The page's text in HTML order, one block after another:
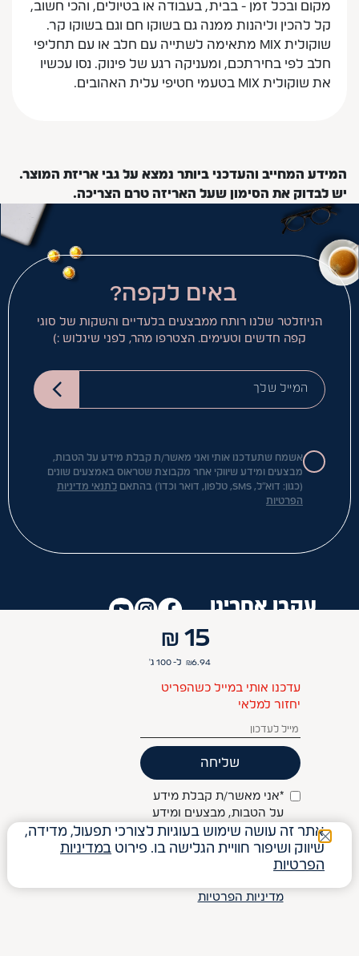
15
₪
6.94
₪ ל- 100 ג'
עדכנו אותי במייל כשהפריט
יחזור למלאי
מייל לעדכון
שליחה
*אני מאשר/ת קבלת מידע
על הטבות, מבצעים ומידע
שיווקי אחר מקבוצת
שטראוס באמצעים שונים (
מדיניות הפרטיות
מקום ובכל זמן - בבית, בעבודה או בטיולים, והכי חשוב,
קל להכין וליהנות ממנה גם בשוקו חם וגם בשוקו קר.
שוקולית MIX מתאימה לשתייה עם חלב או עם תחליפי
חלב לפי בחירתכם, ומעניקה רגע של פינוק. נסו עכשיו
את שוקולית MIX בטעמי חטיפי עלית האהובים.
המידע המחייב והעדכני ביותר נמצא על גבי אריזת המוצר.
יש לבדוק את הסימון שעל האריזה טרם הצריכה.
באים לקפה?
הניוזלטר שלנו רותח ממבצעים בלעדיים והשקות של סוגי
קפה חדשים וטעימים. הצטרפו מהר, לפני שיגלוש :)
המייל שלך
אשמח שתעדכנו אותי ואני מאשר/ת קבלת מידע על הטבות,
מבצעים ומידע שיווקי אחר מקבוצת שטראוס באמצעים שונים
(כגון: דוא"ל, SMS, טלפון, דואר וכדו') בהתאם
לתנאי מדיניות
הפרטיות
קטגוריות
עקבו אחרינו
האתר מאובטח עם
אתר זה עושה שימוש בעוגיות לצורכי תפעול, מדידה,
שיווק ושיפור חוויית הגלישה בו. פירוט במדיניות
הפרטיות